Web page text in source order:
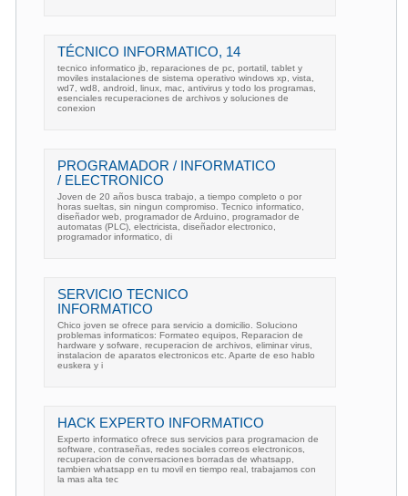
TÉCNICO INFORMATICO, 14
tecnico informatico jb, reparaciones de pc, portatil, tablet y
moviles instalaciones de sistema operativo windows xp, vista,
wd7, wd8, android, linux, mac, antivirus y todo los programas,
esenciales recuperaciones de archivos y soluciones de
conexion
PROGRAMADOR / INFORMATICO
/ ELECTRONICO
Joven de 20 años busca trabajo, a tiempo completo o por
horas sueltas, sin ningun compromiso. Tecnico informatico,
diseñador web, programador de Arduino, programador de
automatas (PLC), electricista, diseñador electronico,
programador informatico, di
SERVICIO TECNICO
INFORMATICO
Chico joven se ofrece para servicio a domicilio. Soluciono
problemas informaticos: Formateo equipos, Reparacion de
hardware y sofware, recuperacion de archivos, eliminar virus,
instalacion de aparatos electronicos etc. Aparte de eso hablo
euskera y i
HACK EXPERTO INFORMATICO
Experto informatico ofrece sus servicios para programacion de
software, contraseñas, redes sociales correos electronicos,
recuperacion de conversaciones borradas de whatsapp,
tambien whatsapp en tu movil en tiempo real, trabajamos con
la mas alta tec